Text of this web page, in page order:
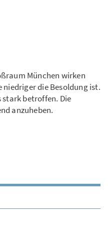
München wirken
die Besoldung ist.
stark betroffen. Die
anzuheben.